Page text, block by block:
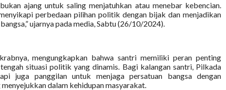
ajang untuk saling menjatuhkan atau menebar kebencian.
perbedaan pilihan politik dengan bijak dan menjadikan
ujarnya pada media, Sabtu (26/10/2024).
mengungkapkan bahwa santri memiliki peran penting
situasi politik yang dinamis. Bagi kalangan santri, Pilkada
juga panggilan untuk menjaga persatuan bangsa dengan
dalam kehidupan masyarakat.